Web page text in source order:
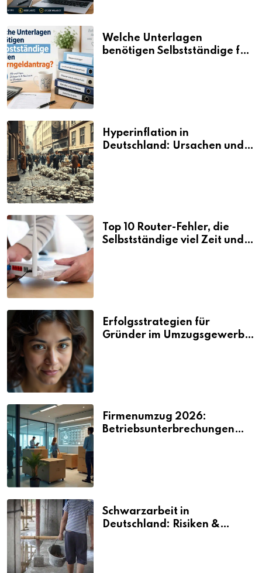
Welche Unterlagen
benötigen Selbstständige für
Hyperinflation in
Deutschland: Ursachen und
Top 10 Router-Fehler, die
Selbstständige viel Zeit und
Erfolgsstrategien für
Gründer im Umzugsgewerbe
Firmenumzug 2026:
Betriebsunterbrechungen
Schwarzarbeit in
Deutschland: Risiken &